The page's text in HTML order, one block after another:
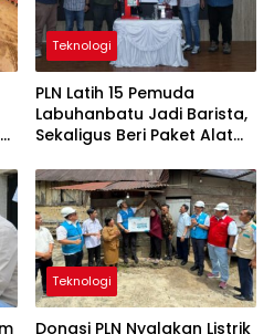
Teknologi
PLN Latih 15 Pemuda
Labuhanbatu Jadi Barista,
Sekaligus Beri Paket Alat
Teknologi
Donasi PLN Nyalakan Listrik